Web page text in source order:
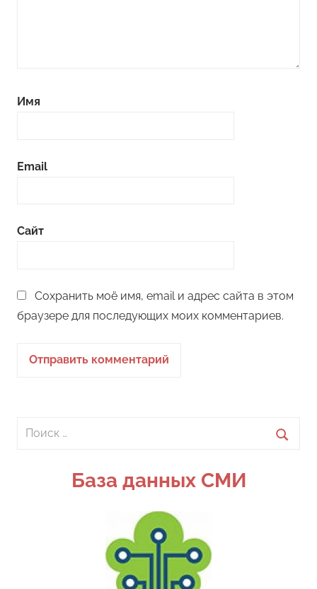
Имя
Email
Сайт
Сохранить моё имя, email и адрес сайта в этом
браузере для последующих моих комментариев.
Поиск
База данных СМИ